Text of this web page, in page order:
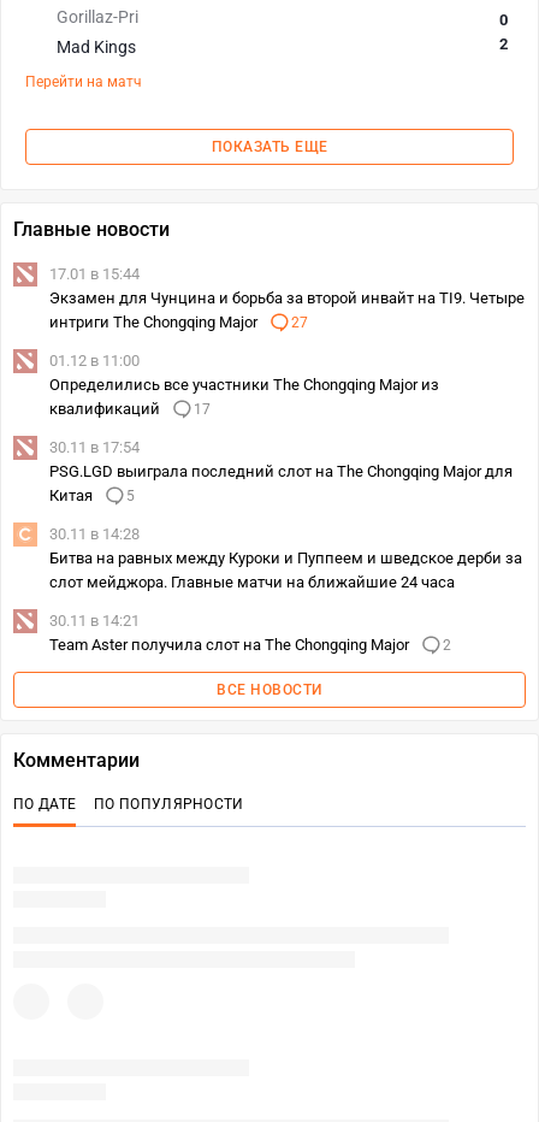
Gorillaz-Pri
Mad Kings
0
2
Перейти на матч
ПОКАЗАТЬ ЕЩЕ
Главные новости
17.01 в 15:44
Экзамен для Чунцина и борьба за второй инвайт на TI9. Четыре
интриги The Chongqing Major
27
01.12 в 11:00
Определились все участники The Chongqing Major из
квалификаций
17
30.11 в 17:54
PSG.LGD выиграла последний слот на The Chongqing Major для
Китая
5
30.11 в 14:28
Битва на равных между Куроки и Пуппеем и шведское дерби за
слот мейджора. Главные матчи на ближайшие 24 часа
30.11 в 14:21
Team Aster получила слот на The Chongqing Major
2
ВСЕ НОВОСТИ
Комментарии
ПО ДАТЕ ПО ПОПУЛЯРНОСТИ